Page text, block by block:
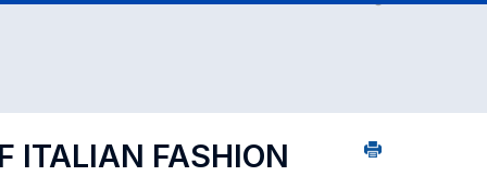
ITALIAN FASHION